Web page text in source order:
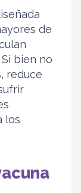
de
bien no
reduce
los